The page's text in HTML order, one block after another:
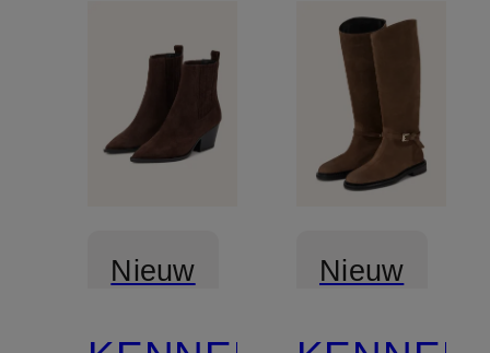
Nieuw Nieuw